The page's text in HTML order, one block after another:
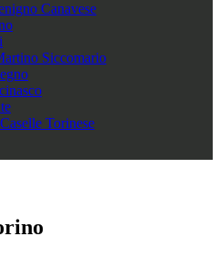
Canavese
Siccomario
Torinese